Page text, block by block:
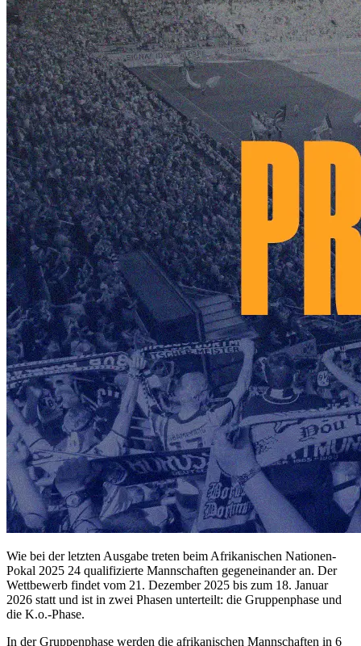
Wie bei der letzten Ausgabe treten beim Afrikanischen Nationen-
Pokal 2025 24 qualifizierte Mannschaften gegeneinander an. Der
Wettbewerb findet vom 21. Dezember 2025 bis zum 18. Januar
2026 statt und ist in zwei Phasen unterteilt: die Gruppenphase und
die K.o.-Phase.
In der Gruppenphase werden die afrikanischen Mannschaften in 6